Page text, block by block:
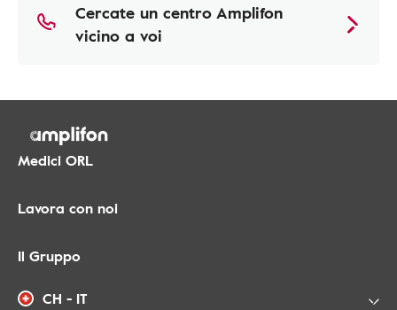
Cercate un centro Amplifon
vicino a voi
Medici ORL
Lavora con noi
Il Gruppo
CH - IT